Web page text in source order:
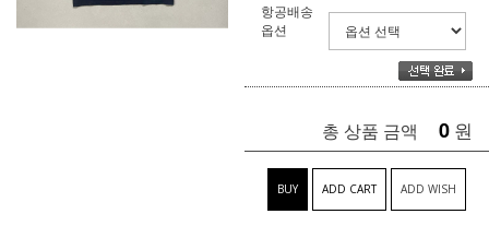
항공배송
옵션
총 상품 금액 0 원
BUY ADD CART ADD WISH